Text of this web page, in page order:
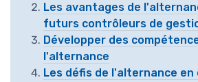
Les avantages de
futurs contrôleurs de
Développer des
l'alternance
Les défis de l'alternance en